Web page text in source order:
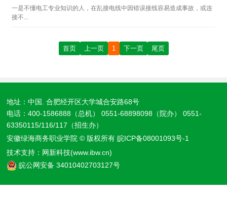
一是不懂电工专业知识的人，在乱接电线中因错误接线容易造成事故，或连
接不...
首页 上一页 1 下一页 尾页
地址：中国. 合肥经开区大学城合安路68号
电话：400-1586888（总机） 0551-68898098（院办） 0551-
63350115/116/117（招生办）
安徽绿海商务职业学院 © 版权所有皖ICP备08001093号-1
技术支持： 网新科技(www.ibw.cn)
皖公网安备 34010402703127号